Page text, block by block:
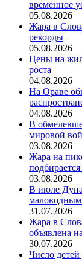
временное
05.08.2026
Жара в
рекорды
05.08.2026
Цены на
роста
04.08.2026
На Ораве
04.08.2026
В
мировой
03.08.2026
Жара на
03.08.2026
В июле
31.07.2026
Жара в
объявлена
30.07.2026
Число